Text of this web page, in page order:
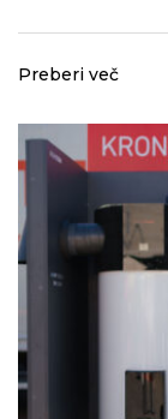
Preberi več